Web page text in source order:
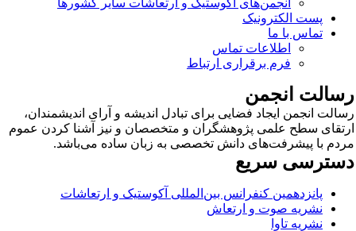
انجمن‌های آکوستیک و ارتعاشات سایر کشورها
پست الکترونیک
تماس با ما
اطلاعات تماس
فرم برقراری ارتباط
انجمن
انجمن ایجاد فضایی برای تبادل اندیشه و آرای اندیشمندان،
سطح علمی پژوهشگران و متخصصان و نیز آشنا کردن عموم
با پیشرفت‌های دانش تخصصی به زبان ساده می‌باشد.
سریع
پانزدهمین کنفرانس بین‌المللی آکوستیک و ارتعاشات
نشریه صوت و ارتعاش
نشریه تاوا